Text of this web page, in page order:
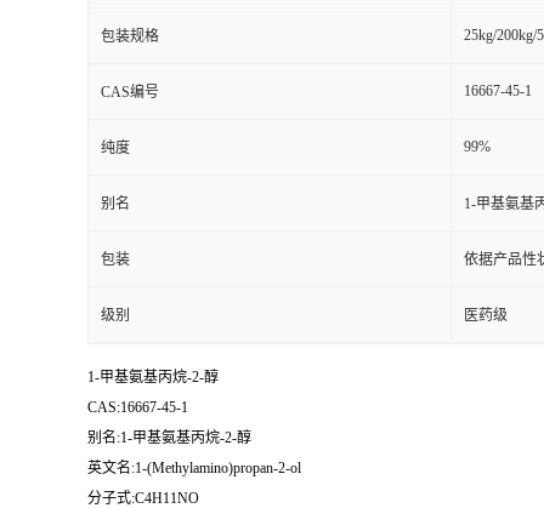
包装规格 25kg/200kg/
CAS编号 16667-45-1
纯度 99%
别名 1-甲基氨基
包装 依据产品性
级别 医药级
1-甲基氨基丙烷-2-醇
CAS:16667-45-1
别名:1-甲基氨基丙烷-2-醇
英文名:1-(Methylamino)propan-2-ol
分子式:C4H11NO